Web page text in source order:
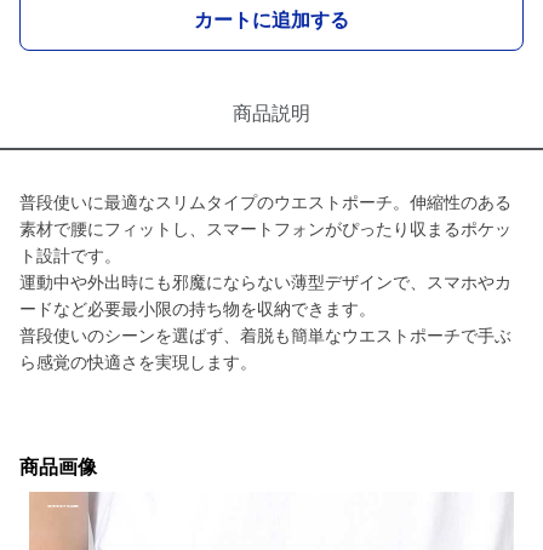
カートに追加する
商品説明
普段使いに最適なスリムタイプのウエストポーチ。伸縮性のある
素材で腰にフィットし、スマートフォンがぴったり収まるポケッ
ト設計です。
運動中や外出時にも邪魔にならない薄型デザインで、スマホやカ
ードなど必要最小限の持ち物を収納できます。
普段使いのシーンを選ばず、着脱も簡単なウエストポーチで手ぶ
ら感覚の快適さを実現します。
商品画像